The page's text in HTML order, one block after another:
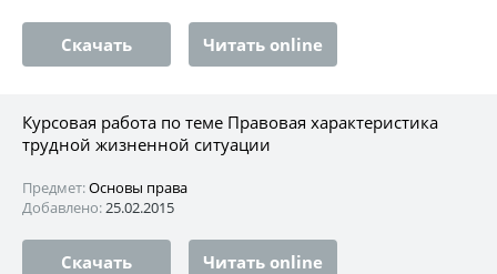
Скачать Читать online
Курсовая работа по теме Правовая характеристика
трудной жизненной ситуации
Предмет:Основы права
Добавлено:25.02.2015
Скачать Читать online